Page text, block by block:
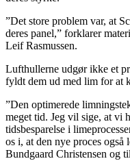
”Det store problem var, at
deres panel,” forklarer
Leif Rasmussen.
Lufthullerne udgør ikke et
fyldt dem ud med lim for at
”Den optimerede
meget tid. Jeg vil sige, at vi
tidsbesparelse i
os i, at den nye proces
Bundgaard Christensen og